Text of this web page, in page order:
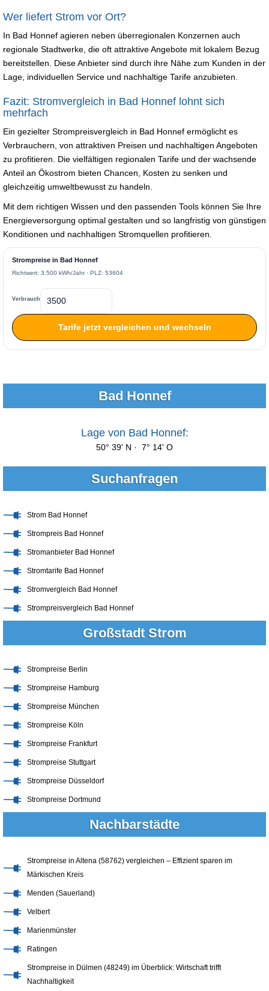
Wer liefert Strom vor Ort?
In Bad Honnef agieren neben überregionalen Konzernen auch
regionale Stadtwerke, die oft attraktive Angebote mit lokalem Bezug
bereitstellen. Diese Anbieter sind durch ihre Nähe zum Kunden in der
Lage, individuellen Service und nachhaltige Tarife anzubieten.
Fazit: Stromvergleich in Bad Honnef lohnt sich
mehrfach
Ein gezielter Strompreisvergleich in Bad Honnef ermöglicht es
Verbrauchern, von attraktiven Preisen und nachhaltigen Angeboten
zu profitieren. Die vielfältigen regionalen Tarife und der wachsende
Anteil an Ökostrom bieten Chancen, Kosten zu senken und
gleichzeitig umweltbewusst zu handeln.
Mit dem richtigen Wissen und den passenden Tools können Sie Ihre
Energieversorgung optimal gestalten und so langfristig von günstigen
Konditionen und nachhaltigen Stromquellen profitieren.
Strompreise in Bad Honnef
Richtwert: 3.500 kWh/Jahr · PLZ: 53604
Verbrauch
Tarife jetzt vergleichen und wechseln
Bad Honnef
Lage von Bad Honnef:
50° 39' N · 7° 14' O
Suchanfragen
Strom Bad Honnef
Strompreis Bad Honnef
Stromanbieter Bad Honnef
Stromtarife Bad Honnef
Stromvergleich Bad Honnef
Strompreisvergleich Bad Honnef
Großstadt Strom
Strompreise Berlin
Strompreise Hamburg
Strompreise München
Strompreise Köln
Strompreise Frankfurt
Strompreise Stuttgart
Strompreise Düsseldorf
Strompreise Dortmund
Nachbarstädte
Strompreise in Altena (58762) vergleichen – Effizient sparen im
Märkischen Kreis
Menden (Sauerland)
Velbert
Marienmünster
Ratingen
Strompreise in Dülmen (48249) im Überblick: Wirtschaft trifft
Nachhaltigkeit